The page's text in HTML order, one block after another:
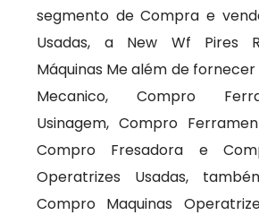
segmento de Compra e
Usadas, a New Wf Pires
Máquinas Me além de
Mecanico, Compro
Usinagem, Compro
Compro Fresadora e
Operatrizes Usadas,
Compro Maquinas